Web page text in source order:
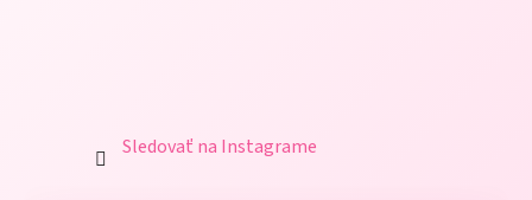
Sledovať na Instagrame